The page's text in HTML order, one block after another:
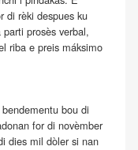
di rèki despues ku
prosès verbal,
riba e preis máksimo
bou di
for di novèmber
dies mil dòler si nan